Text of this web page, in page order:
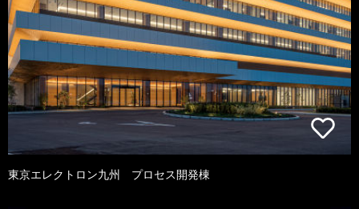
東京エレクトロン九州 プロセス開発棟